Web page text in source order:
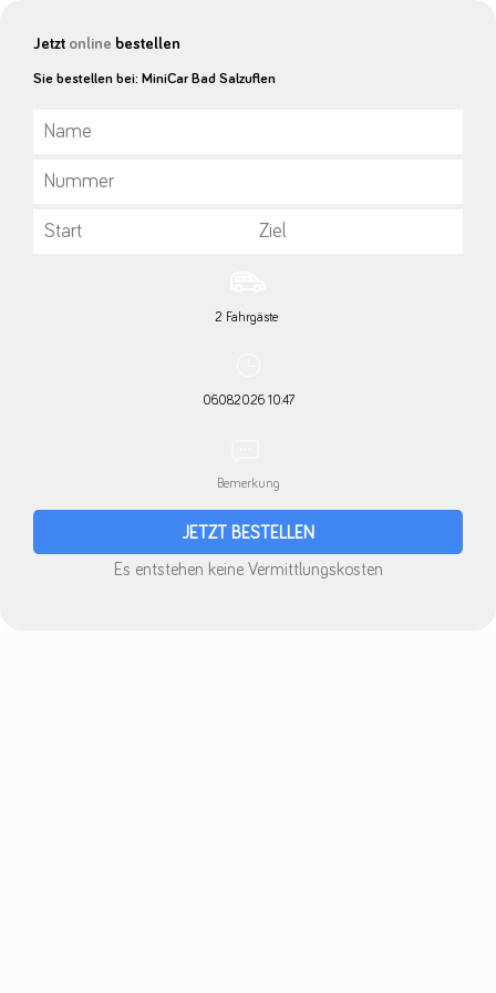
Jetzt online bestellen
Sie bestellen bei: MiniCar Bad Salzuflen
Es entstehen keine Vermittlungskosten